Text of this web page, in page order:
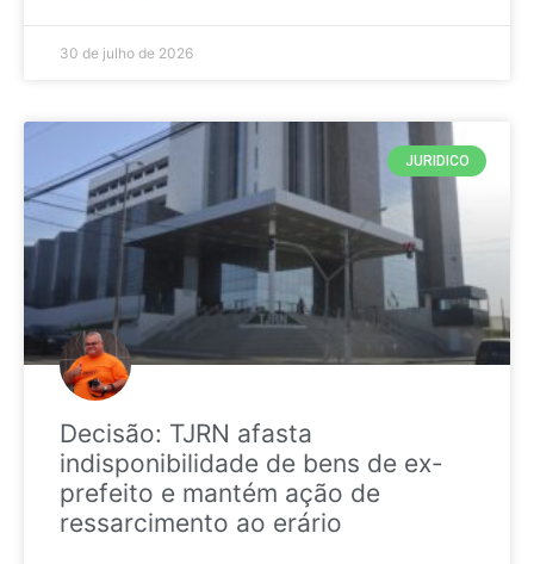
30 de julho de 2026
JURIDICO
Decisão: TJRN afasta
indisponibilidade de bens de ex-
prefeito e mantém ação de
ressarcimento ao erário